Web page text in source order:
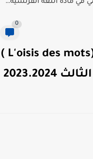
نموذج امتحان إقليمي في مادة اللغة الفرنسية للمستوى السادس...
0
جذاذات اللغة الفرنسية (L'oisis des mots )